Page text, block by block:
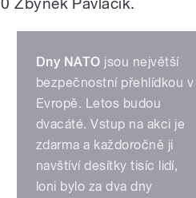
Dny NATO jsou největší
bezpečnostní přehlídkou v
Evropě. Letos budou
dvacáté. Vstup na akci je
zdarma a každoročně ji
navštíví desítky tisíc lidí,
loni bylo za dva dny